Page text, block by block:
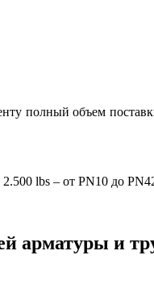
полный объем
lbs – от PN10 до
арматуры и